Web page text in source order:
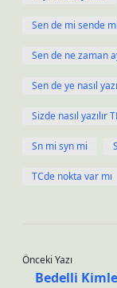
Sen de mi sende mi
Sen de ne zaman
Sen de ye nasıl
Sizde nasıl yazılır
Sn mi syn mi
TCde nokta var mı
Önceki Yazı
Bedelli